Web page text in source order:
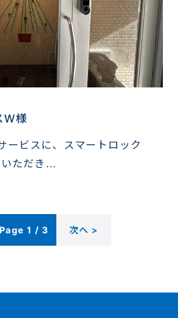
W様
ービスに、スマートロック
ただき...
Page 1 / 3 次へ >